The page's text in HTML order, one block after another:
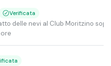
Verificata
delle nevi al Club Moritzino